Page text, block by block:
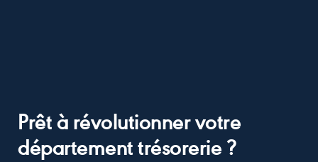
Prêt à révolutionner votre
département trésorerie ?